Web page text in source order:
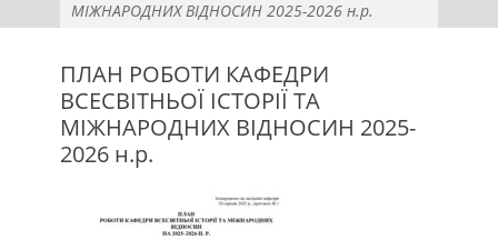
МІЖНАРОДНИХ ВІДНОСИН 2025-2026 н.р.
ПЛАН РОБОТИ КАФЕДРИ
ВСЕСВІТНЬОЇ ІСТОРІЇ ТА
МІЖНАРОДНИХ ВІДНОСИН 2025-
2026 н.р.